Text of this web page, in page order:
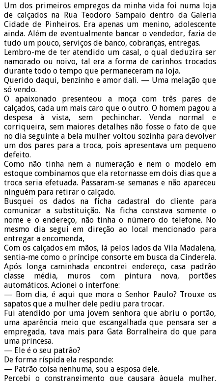
Um dos primeiros empregos da minha vida foi numa loja
de calçados na Rua Teodoro Sampaio dentro da Galeria
Cidade de Pinheiros. Era apenas um menino, adolescente
ainda. Além de eventualmente bancar o vendedor, fazia de
tudo um pouco, serviços de banco, cobranças, entregas.
Lembro-me de ter atendido um casal, o qual deduzira ser
namorado ou noivo, tal era a forma de carinhos trocados
durante todo o tempo que permaneceram na loja.
Querido daqui, benzinho e amor dali. — Uma melação que
só vendo.
O apaixonado presenteou a moça com três pares de
calçados, cada um mais caro que o outro. O homem pagou a
despesa à vista, sem pechinchar. Venda normal e
corriqueira, sem maiores detalhes não fosse o fato de que
no dia seguinte a bela mulher voltou sozinha para devolver
um dos pares para a troca, pois apresentava um pequeno
defeito.
Como não tinha nem a numeração e nem o modelo em
estoque combinamos que ela retornasse em dois dias que a
troca seria efetuada. Passaram-se semanas e não apareceu
ninguém para retirar o calçado.
Busquei os dados na ficha cadastral do cliente para
comunicar a substituição. Na ficha constava somente o
nome e o endereço, não tinha o número do telefone. No
mesmo dia segui em direção ao local mencionado para
entregar a encomenda,
Com os calçados em mãos, lá pelos lados da Vila Madalena,
sentia-me como o príncipe consorte em busca da Cinderela.
Após longa caminhada encontrei endereço, casa padrão
classe média, muros com pintura nova, portões
automáticos. Acionei o interfone:
— Bom dia, é aqui que mora o Senhor Paulo? Trouxe os
sapatos que a mulher dele pediu para trocar.
Fui atendido por uma jovem senhora que abriu o portão,
uma aparência meio que escangalhada que pensara ser a
empregada, tava mais para Gata Borralheira do que para
uma princesa.
— Ele é o seu patrão?
De forma ríspida ela responde:
— Patrão coisa nenhuma, sou a esposa dele.
Percebi o constrangimento que causara àquela mulher.